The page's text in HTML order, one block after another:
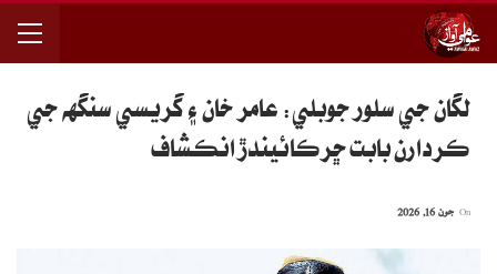
لگان جي سلور جوبلي: عامر خان ۽ گريسي سنگهه جي
ڪردارن بابت ڇرڪائيندڙ انڪشاف